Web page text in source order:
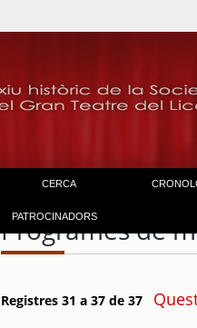
CERCA
PATROCINADORS
Programes de
Registres 31 a 37 de 37